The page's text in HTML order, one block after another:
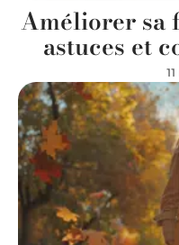
Améliorer sa
astuces et